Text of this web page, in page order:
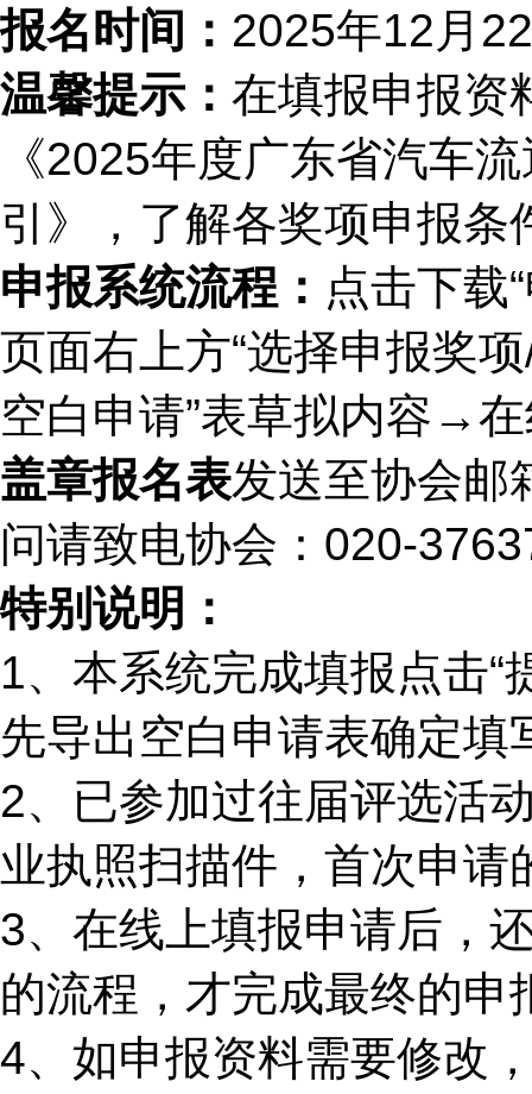
报名时间： 2025年12月
温馨提示： 在填报申报资
《2025年度广东省汽车
引》，了解各奖项申报条
申报系统流程： 点击下载
页面右上方“选择申报奖
空白申请”表草拟内容→
盖章报名表发送至协会邮
问请致电协会：020-
特别说明：
1、本系统完成填报点击“
先导出空白申请表确定
2、已参加过往届评选活
业执照扫描件，首次申请
3、在线上填报申请后，
的流程，才完成最终的申
4、如申报资料需要修改